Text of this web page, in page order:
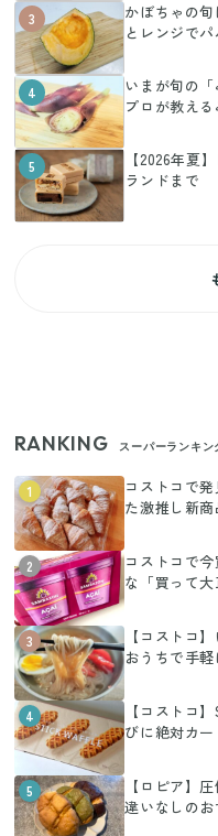
3
かぼちゃの
とレンジで
4
いまが旬の
プロが教え
5
【2026年夏
ランドまで
RANKING スーパーランキン
1
コストコで
た激推し新商
2
コストコで
な「買って
3
【コストコ
おうちで手軽
4
【コストコ
びに絶対カ
5
【ロピア】
違いなしの